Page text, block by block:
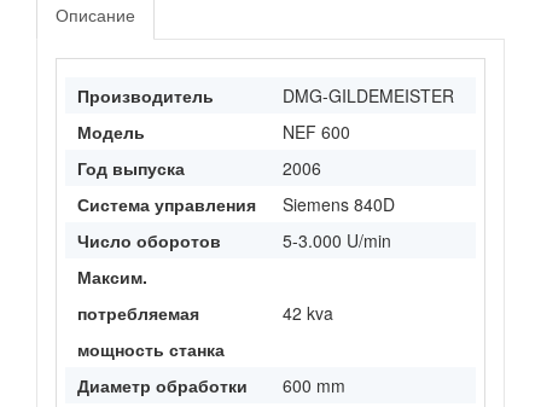
Описание
Производитель
DMG-GILDEMEISTER
Модель
NEF 600
Год выпуска
2006
Система управления
Siemens 840D
Число оборотов
5-3.000 U/min
Максим.
потребляемая
мощность станка
42 kva
Диаметр обработки
600 mm